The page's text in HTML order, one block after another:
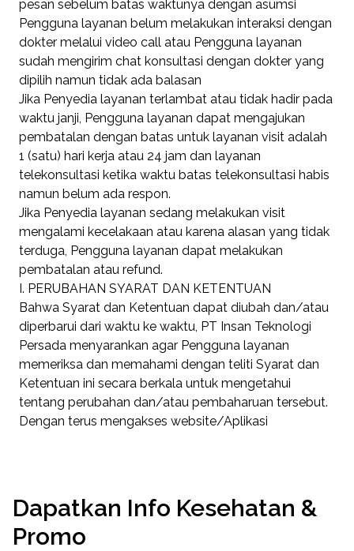
pesan sebelum batas waktunya dengan asumsi
Pengguna layanan belum melakukan interaksi dengan
dokter melalui video call atau Pengguna layanan
sudah mengirim chat konsultasi dengan dokter yang
dipilih namun tidak ada balasan
Jika Penyedia layanan terlambat atau tidak hadir pada
waktu janji, Pengguna layanan dapat mengajukan
pembatalan dengan batas untuk layanan visit adalah
1 (satu) hari kerja atau 24 jam dan layanan
telekonsultasi ketika waktu batas telekonsultasi habis
namun belum ada respon.
Jika Penyedia layanan sedang melakukan visit
mengalami kecelakaan atau karena alasan yang tidak
terduga, Pengguna layanan dapat melakukan
pembatalan atau refund.
I. PERUBAHAN SYARAT DAN KETENTUAN
Bahwa Syarat dan Ketentuan dapat diubah dan/atau
diperbarui dari waktu ke waktu, PT Insan Teknologi
Persada menyarankan agar Pengguna layanan
memeriksa dan memahami dengan teliti Syarat dan
Ketentuan ini secara berkala untuk mengetahui
tentang perubahan dan/atau pembaharuan tersebut.
Dengan terus mengakses website/Aplikasi
Dapatkan Info Kesehatan &
Promo